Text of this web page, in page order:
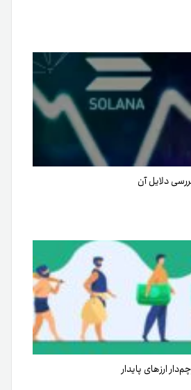
دلایل آن
ارزهای پایدار